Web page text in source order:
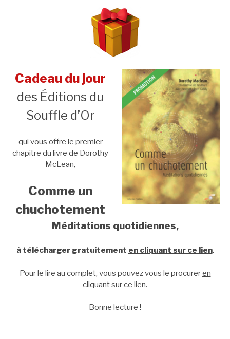
Cadeau du jour
des Éditions du
Souffle d’Or
qui vous offre le premier
chapitre du livre de Dorothy
McLean,
Comme un
chuchotement
Méditations quotidiennes,
à télécharger gratuitement en cliquant sur ce lien.
Pour le lire au complet, vous pouvez vous le procureren
cliquant sur ce lien.
Bonne lecture !